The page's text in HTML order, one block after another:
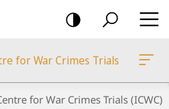
for War Crimes Trials
for War Crimes Trials (ICWC)